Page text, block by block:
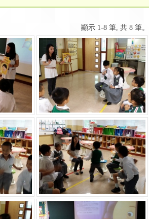
顯示 1-8 筆, 共 8 筆。